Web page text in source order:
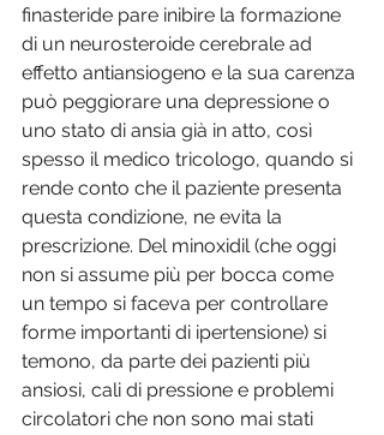
finasteride pare inibire la formazione
di un neurosteroide cerebrale ad
effetto antiansiogeno e la sua carenza
può peggiorare una depressione o
uno stato di ansia già in atto, così
spesso il medico tricologo, quando si
rende conto che il paziente presenta
questa condizione, ne evita la
prescrizione. Del minoxidil (che oggi
non si assume più per bocca come
un tempo si faceva per controllare
forme importanti di ipertensione) si
temono, da parte dei pazienti più
ansiosi, cali di pressione e problemi
circolatori che non sono mai stati